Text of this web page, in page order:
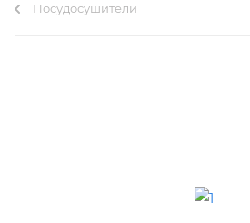
Посудосушители